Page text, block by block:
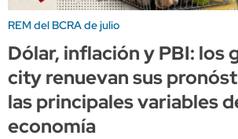
REM del BCRA de julio
Dólar, inflación y PBI: los
city renuevan sus
las principales variables
economía